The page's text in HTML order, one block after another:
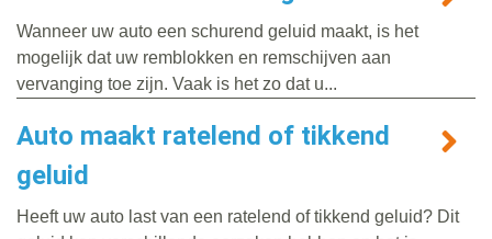
Wanneer uw auto een schurend geluid maakt, is het
mogelijk dat uw remblokken en remschijven aan
vervanging toe zijn. Vaak is het zo dat u...
Auto maakt ratelend of tikkend
geluid
Heeft uw auto last van een ratelend of tikkend geluid? Dit